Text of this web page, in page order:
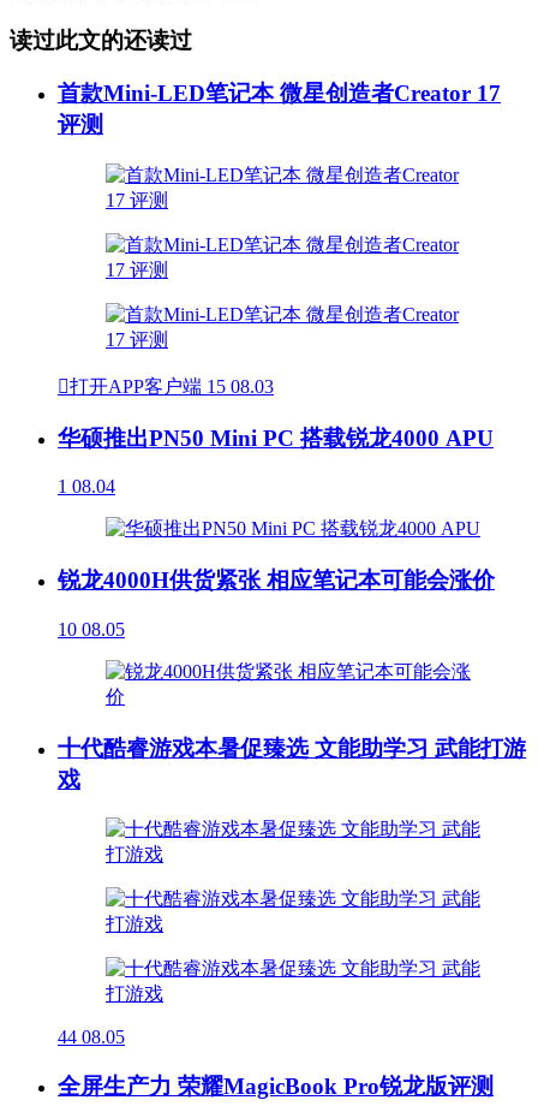
读过此文的还读过
首款Mini-LED笔记本 微星创造者Creator 17
评测
打开APP客户端 15 08.03
华硕推出PN50 Mini PC 搭载锐龙4000 APU
1 08.04
锐龙4000H供货紧张 相应笔记本可能会涨价
10 08.05
十代酷睿游戏本暑促臻选 文能助学习 武能打游
戏
44 08.05
全屏生产力 荣耀MagicBook Pro锐龙版评测